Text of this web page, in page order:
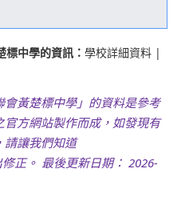
中學的資訊： 學校詳細資料 |
黃楚標中學」的資料是參考
方網站製作而成，如發現有
請讓我們知道
正。 最後更新日期： 2026-